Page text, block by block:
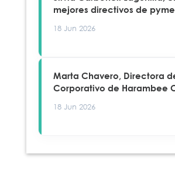
mejores directivos de
18 Jun 2026
Marta Chavero, Directora
Corporativo de Harambee
18 Jun 2026